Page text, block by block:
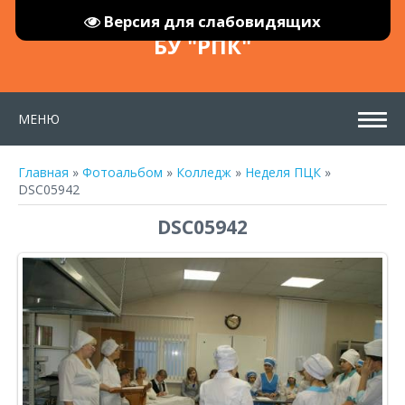
Версия для слабовидящих
БУ "РПК"
МЕНЮ
Главная » Фотоальбом » Колледж » Неделя ПЦК »
DSC05942
DSC05942